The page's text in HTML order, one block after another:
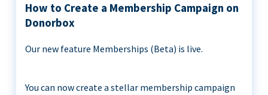
How to Create a Membership Campaign on
Donorbox
Our new feature Memberships (Beta) is live.
You can now create a stellar membership campaign